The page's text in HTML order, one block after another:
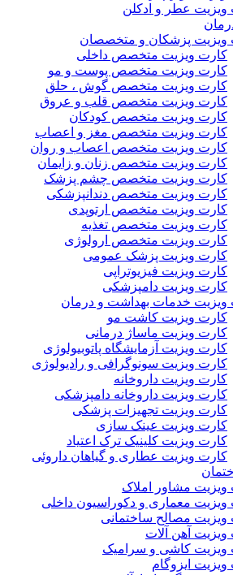
ویزیت عطر و ادکلن
ویزیت پزشکان و متخصصان
کارت ویزیت متخصص داخلی
کارت ویزیت متخصص پوست و مو
کارت ویزیت متخصص گوش ، حلق
کارت ویزیت متخصص قلب و عروق
کارت ویزیت متخصص کودکان
کارت ویزیت متخصص مغز و اعصاب
کارت ویزیت متخصص اعصاب و روان
کارت ویزیت متخصص زنان و زایمان
کارت ویزیت متخصص چشم پزشک
کارت ویزیت متخصص دندانپزشکی
کارت ویزیت متخصص ارتوپدی
کارت ویزیت متخصص تغذیه
کارت ویزیت متخصص ارولوژی
کارت ویزیت پزشک عمومی
کارت ویزیت فیزیوتراپی
کارت ویزیت دامپزشکی
ویزیت خدمات بهداشت و درمان
کارت ویزیت کاشت مو
کارت ویزیت ماساژ درمانی
کارت ویزیت آزمایشگاه پاتوبیولوژی
کارت ویزیت سونوگرافی و رادیولوژی
کارت ویزیت داروخانه
کارت ویزیت داروخانه دامپزشکی
کارت ویزیت تجهیزات پزشکی
کارت ویزیت عینک سازی
کارت ویزیت کلینیک ترک اعتیاد
کارت ویزیت عطاری و گیاهان داروئی
ویزیت مشاور املاک
ویزیت معماری و دکوراسیون داخلی
ویزیت مصالح ساختمانی
آهن آلات
ویزیت کاشی و سرامیک
ایزوگام